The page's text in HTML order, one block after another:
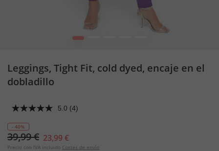
1
Leggings, Tight Fit, cold dyed, encaje en el
dobladillo
5.0 (4)
- 40%
39,99 € 23,99 €
Precio con IVA incluido Costes de envío